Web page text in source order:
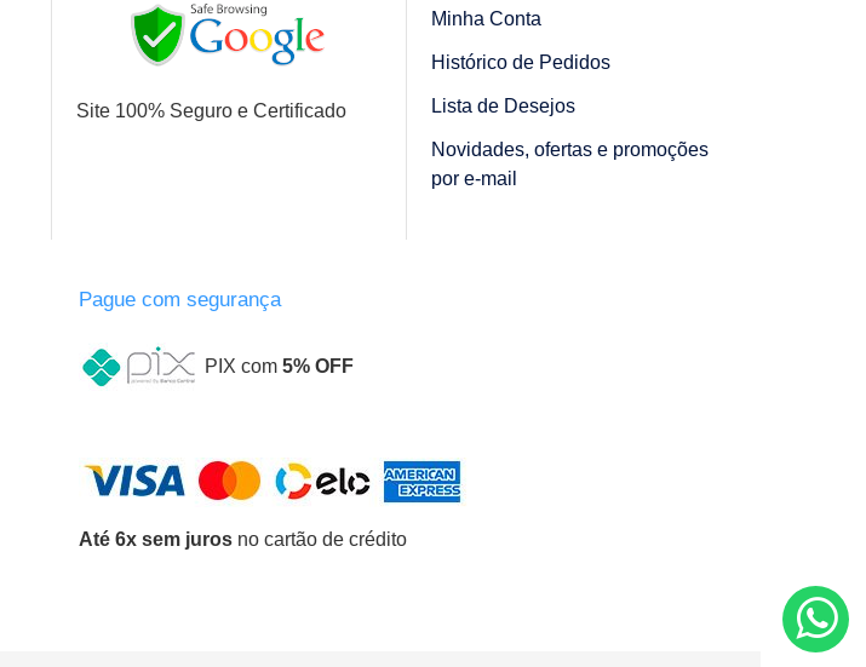
Site 100% Seguro e Certificado
Minha Conta
Histórico de Pedidos
Lista de Desejos
Novidades, ofertas e promoções
por e-mail
Pague com segurança
PIX com 5% OFF
Até 6x sem juros no cartão de crédito